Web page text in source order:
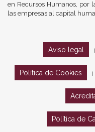
en Recursos Humanos, por
las empresas al capital
Aviso legal
Política de Cookies
Política de